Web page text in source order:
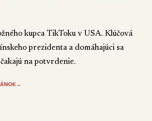
kupca TikToku v USA. Klúčová
prezidenta a domáhajúci sa
na potvrdenie.
→